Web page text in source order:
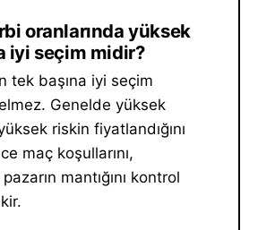
oranlarında yüksek
iyi seçim midir?
tek başına iyi seçim
Genelde yüksek
riskin fiyatlandığını
maç koşullarını,
mantığını kontrol